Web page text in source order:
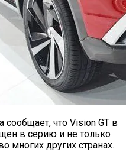
сообщает, что Vision GT в
в серию и не только
многих других странах.